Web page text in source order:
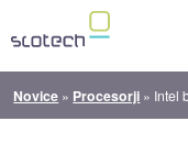
Novice » Procesorji » Intel